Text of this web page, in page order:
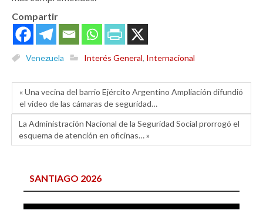
Compartir
Venezuela Interés General, Internacional
« Una vecina del barrio Ejército Argentino Ampliación difundió
el video de las cámaras de seguridad…
La Administración Nacional de la Seguridad Social prorrogó el
esquema de atención en oficinas… »
SANTIAGO 2026